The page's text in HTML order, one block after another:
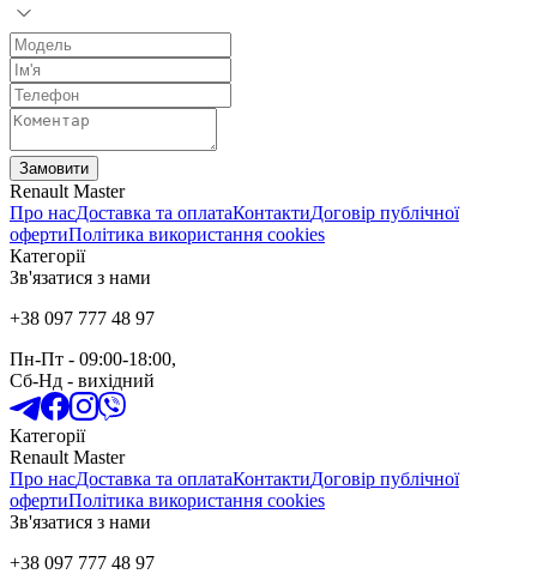
Замовити
Renault Master
Про насДоставка та оплатаКонтактиДоговір публічної
офертиПолітика використання cookies
Категорії
Зв'язатися з нами
+38 097 777 48 97
Пн-Пт - 09:00-18:00,
Сб-Нд - вихідний
Категорії
Renault Master
Про насДоставка та оплатаКонтактиДоговір публічної
офертиПолітика використання cookies
Зв'язатися з нами
+38 097 777 48 97